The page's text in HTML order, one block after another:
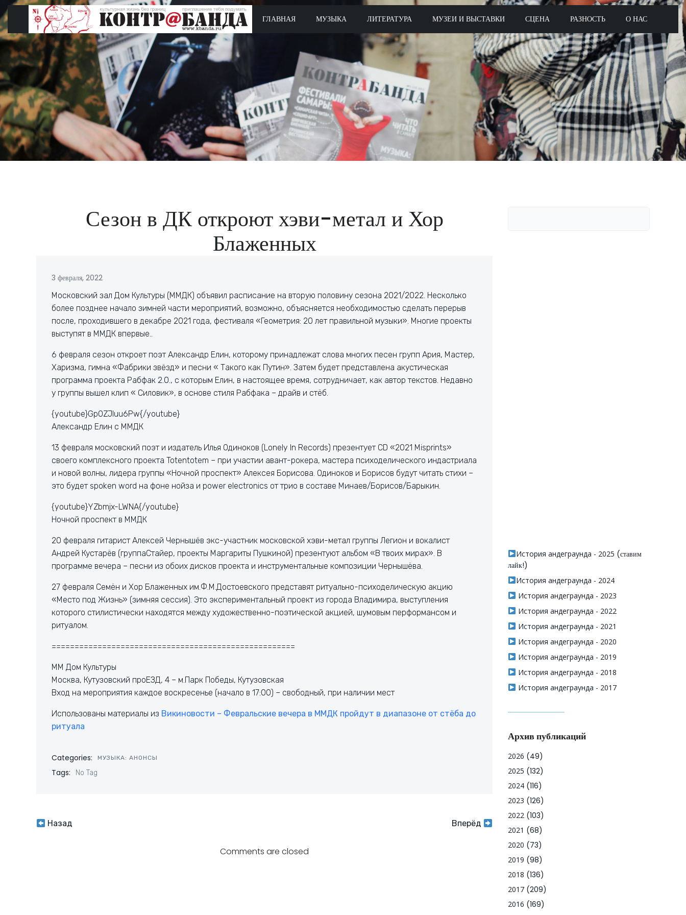
Перейти
к
содержимому
ГЛАВНАЯ МУЗЫКА ЛИТЕРАТУРА МУЗЕИ И ВЫСТАВКИ СЦЕНА РАЗНОСТЬ О НАС
Сезон в ДК откроют хэви-метал и Хор
Блаженных
3 февраля, 2022
Московский зал Дом Культуры (ММДК) объявил расписание на вторую половину сезона 2021/2022. Несколько
более позднее начало зимней части мероприятий, возможно, объясняется необходимостью сделать перерыв
после, проходившего в декабре 2021 года, фестиваля «Геометрия: 20 лет правильной музыки». Многие проекты
выступят в ММДК впервые..
6 февраля сезон откроет поэт Александр Елин, которому принадлежат слова многих песен групп Ария, Мастер,
Харизма, гимна «Фабрики звёзд» и песни « Такого как Путин». Затем будет представлена акустическая
программа проекта Рабфак 2.0., с которым Елин, в настоящее время, сотрудничает, как автор текстов. Недавно
у группы вышел клип « Силовик», в основе стиля Рабфака – драйв и стёб.
{youtube}GpOZJluu6Pw{/youtube}
Александр Елин с ММДК
13 февраля московский поэт и издатель Илья Одиноков (Lonely In Records) презентует CD «2021 Misprints»
своего комплексного проекта Totentotem – при участии авант-рокера, мастера психоделического индастриала
и новой волны, лидера группы «Ночной проспект» Алексея Борисова. Одиноков и Борисов будут читать стихи –
это будет spoken word на фоне нойза и power electronics от трио в составе Минаев/Борисов/Барыкин.
{youtube}YZbmjx-LWNA{/youtube}
Ночной проспект в ММДК
20 февраля гитарист Алексей Чернышёв экс-участник московской хэви-метал группы Легион и вокалист
Андрей Кустарёв (группаСтайер, проекты Маргариты Пушкиной) презентуют альбом «В твоих мирах». В
программе вечера – песни из обоих дисков проекта и инструментальные композиции Чернышёва.
27 февраля Семён и Хор Блаженных им.Ф.М.Достоевского представят ритуально-психоделическую акцию
«Место под Жизнь» (зимняя сессия). Это экспериментальный проект из города Владимира, выступления
которого стилистически находятся между художественно-поэтической акцией, шумовым перформансом и
ритуалом.
=====================================================
ММ Дом Культуры
Москва, Кутузовский проЕЗД, 4 – м.Парк Победы, Кутузовская
Вход на мероприятия каждое воскресенье (начало в 17:00) – свободный, при наличии мест
Использованы материалы из Викиновости – Февральские вечера в ММДК пройдут в диапазоне от стёба до
ритуала
Categories: МУЗЫКА: АНОНСЫ
Tags: No Tag
Навигация
Назад
по
Вперёд
Comments are closed
История андеграунда - 2025 (ставим
лайк!)
История андеграунда - 2024
История андеграунда - 2023
История андеграунда - 2022
История андеграунда - 2021
История андеграунда - 2020
История андеграунда - 2019
История андеграунда - 2018
История андеграунда - 2017
Архив публикаций
2026 (49)
2025 (132)
2024 (116)
2023 (126)
2022 (103)
2021 (68)
2020 (73)
2019 (98)
2018 (136)
2017 (209)
2016 (169)